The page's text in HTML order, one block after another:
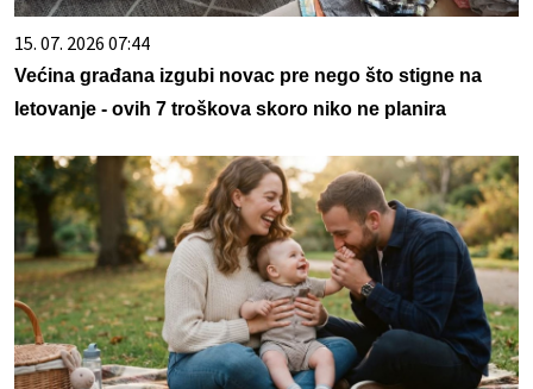
15. 07. 2026 07:44
Većina građana izgubi novac pre nego što stigne na
letovanje - ovih 7 troškova skoro niko ne planira